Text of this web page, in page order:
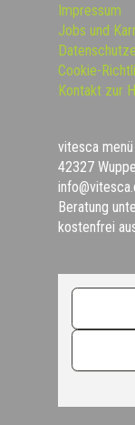
Impressum
Jobs und
Cookie-
Kontakt zur
vitesca
42327
Beratung
kostenfrei